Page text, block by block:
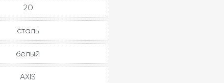
20
сталь
белый
AXIS